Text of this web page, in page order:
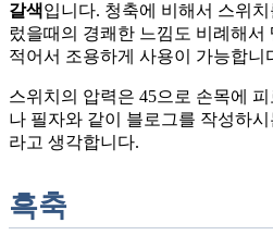
갈색입니다. 청축에 비해서 스위
렀을때의 경쾌한 느낌도 비례해서
적어서 조용하게 사용이 가능합니
스위치의 압력은 45으로 손목에
나 필자와 같이 블로그를 작성하
라고 생각합니다.
흑축